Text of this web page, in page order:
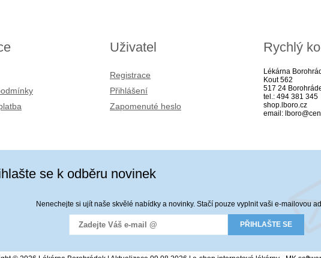
Uživatel
Registrace
Přihlášení
Zapomenuté heslo
Rychlý
Lékárna
Kout 562
517 24
tel.: 494 381 345
shop.lboro.cz
email:
se k odběru novinek
Nenechejte si ujít naše skvělé nabídky a novinky. Stačí pouze vyplnit vaši e-mailovou